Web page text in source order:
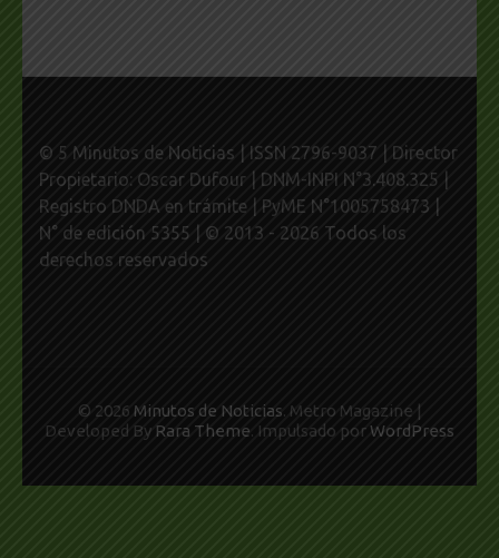
© 5 Minutos de Noticias | ISSN 2796-9037 | Director
Propietario: Oscar Dufour | DNM-INPI N°3.408.325 |
Registro DNDA en trámite | PyME N°1005758473 |
N° de edición 5355 | © 2013 - 2026 Todos los
derechos reservados
© 2026 Minutos de Noticias. Metro Magazine |
Developed By Rara Theme. Impulsado por WordPress